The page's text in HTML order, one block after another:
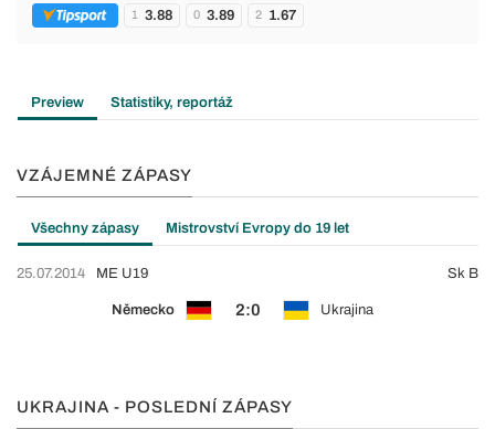
1 3.88 0 3.89 2 1.67
Preview Statistiky, reportáž
VZÁJEMNÉ ZÁPASY
Všechny zápasy Mistrovství Evropy do 19 let
25.07.2014
Německo 2:0 Ukrajina
ME U19 Sk B
UKRAJINA - POSLEDNÍ ZÁPASY